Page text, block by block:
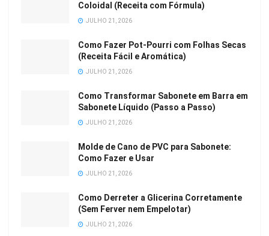
Coloidal (Receita com Fórmula)
JULHO 21, 2026
Como Fazer Pot-Pourri com Folhas Secas
(Receita Fácil e Aromática)
JULHO 21, 2026
Como Transformar Sabonete em Barra em
Sabonete Líquido (Passo a Passo)
JULHO 21, 2026
Molde de Cano de PVC para Sabonete:
Como Fazer e Usar
JULHO 21, 2026
Como Derreter a Glicerina Corretamente
(Sem Ferver nem Empelotar)
JULHO 21, 2026